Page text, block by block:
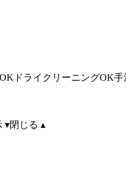
ドライクリーニングOK手
▾閉じる ▴